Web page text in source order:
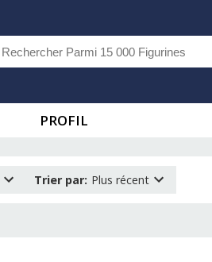
PROFIL
Trier par: Plus récent